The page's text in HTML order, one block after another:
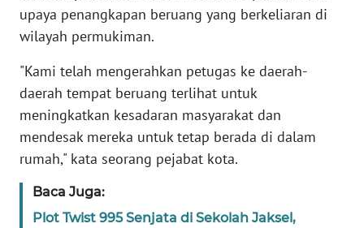
upaya penangkapan beruang yang berkeliaran di
wilayah permukiman.
"Kami telah mengerahkan petugas ke daerah-
daerah tempat beruang terlihat untuk
meningkatkan kesadaran masyarakat dan
mendesak mereka untuk tetap berada di dalam
rumah," kata seorang pejabat kota.
Baca Juga:
Plot Twist 995 Senjata di Sekolah Jaksel,
Regional
WN
SUMUT
WN
JAKARTA
WN
JABAR